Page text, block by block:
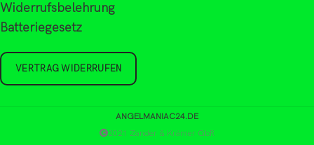
Widerrufsbelehrung
Batteriegesetz
VERTRAG WIDERRUFEN
ANGELMANIAC24.DE
2021 Zander & Krämer GbR